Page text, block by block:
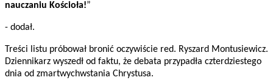
nauczaniu Kościoła!”
- dodał.
Treści listu próbował bronić oczywiście red. Ryszard Montusiewicz.
Dziennikarz wyszedł od faktu, że debata przypadła czterdziestego
dnia od zmartwychwstania Chrystusa.